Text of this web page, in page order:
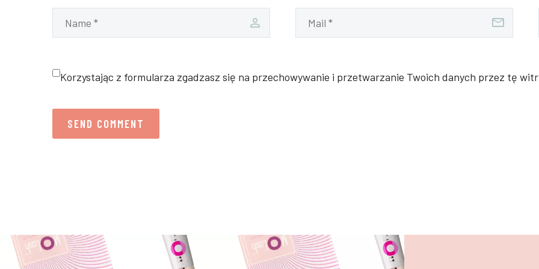
Korzystając z formularza zgadzasz się na przechowywanie i przetwarzanie Twoich danych przez tę
SEND COMMENT